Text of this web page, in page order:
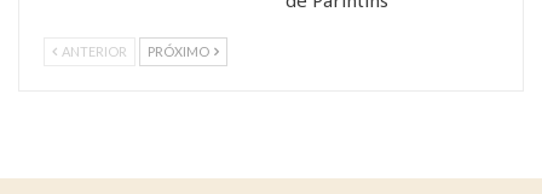
ANTERIOR PRÓXIMO